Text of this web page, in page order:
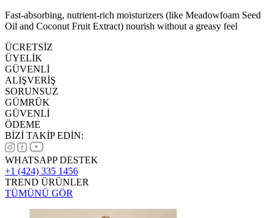
Fast-absorbing, nutrient-rich moisturizers (like Meadowfoam Seed
Oil and Coconut Fruit Extract) nourish without a greasy feel
ÜCRETSİZ
ÜYELİK
GÜVENLİ
ALIŞVERİŞ
SORUNSUZ
GÜMRÜK
GÜVENLİ
ÖDEME
BİZİ TAKİP EDİN:
WHATSAPP DESTEK
+1 (424) 335 1456
TREND ÜRÜNLER
TÜMÜNÜ GÖR